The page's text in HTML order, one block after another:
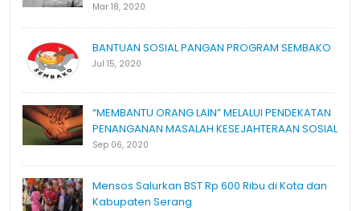
Mar 18, 2020
BANTUAN SOSIAL PANGAN PROGRAM SEMBAKO
Jul 15, 2020
“MEMBANTU ORANG LAIN” MELALUI PENDEKATAN
PENANGANAN MASALAH KESEJAHTERAAN SOSIAL
Sep 06, 2020
Mensos Salurkan BST Rp 600 Ribu di Kota dan
Kabupaten Serang